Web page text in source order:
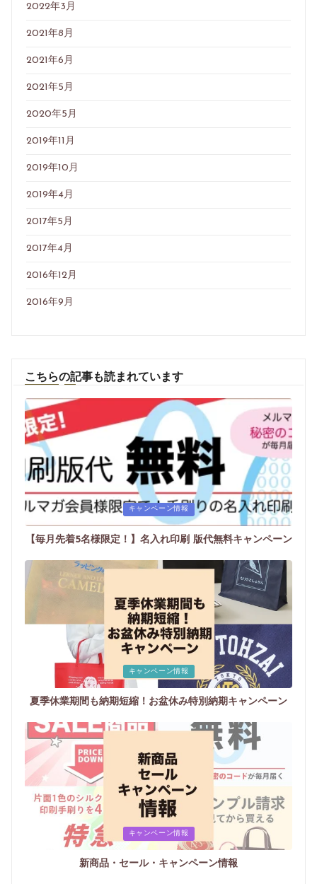
2022年3月
2021年8月
2021年6月
2021年5月
2020年5月
2019年11月
2019年10月
2019年4月
2017年5月
2017年4月
2016年12月
2016年9月
こちらの記事も読まれています
Posted
in
キャンペーン情報
【毎月先着5名様限定！】名入れ印刷 版代無料キャンペーン
キャンペーン情報
夏季休業期間も納期短縮！お盆休み特別納期キャンペーン
Posted
キャンペーン情報
新商品・セール・キャンペーン情報